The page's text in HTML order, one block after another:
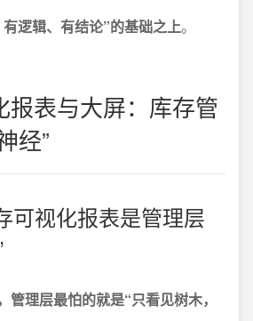
逻辑、有结论”的基础之上。
报表与大屏：库存管
经”
可视化报表是管理层
管理层最怕的就是“只看见树木，